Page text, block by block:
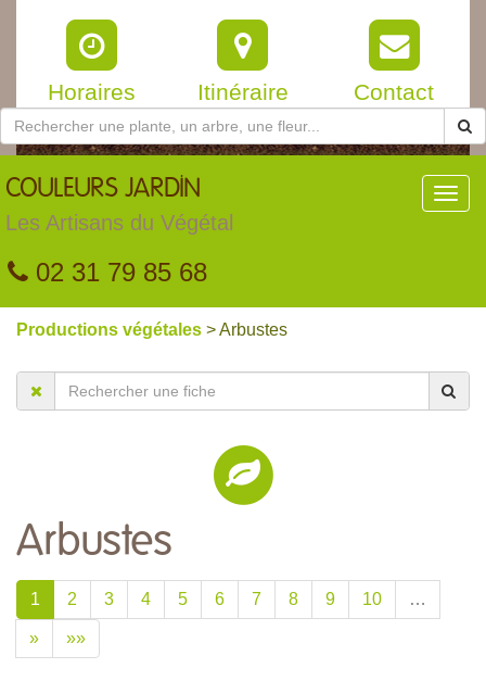
Horaires Itinéraire Contact
COULEURS JARDIN
Les Artisans du Végétal
02 31 79 85 68
Productions végétales > Arbustes
Arbustes
1 2 3 4 5 6 7 8 9 10 …
» »»